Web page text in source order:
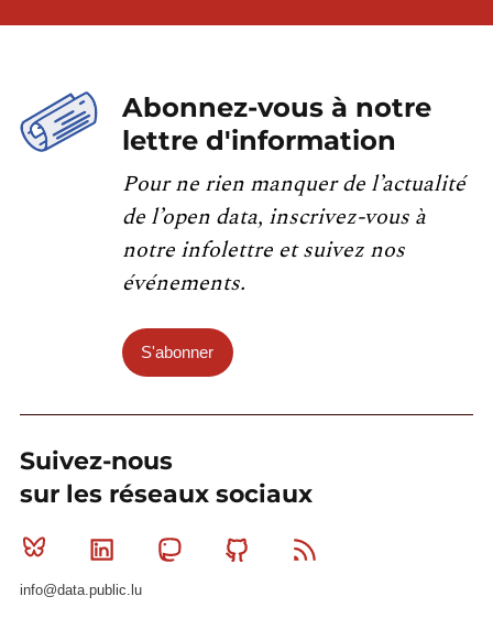
Abonnez-vous à notre
lettre d'information
Pour ne rien manquer de l’actualité
de l’open data, inscrivez-vous à
notre infolettre et suivez nos
événements.
S'abonner
Suivez-nous
sur les réseaux sociaux
Bluesky Linkedin MastodonGithub
info@data.public.lu